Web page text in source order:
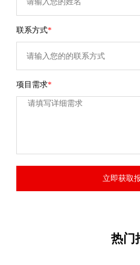
联系方式*
项目需求*
立即获取
热门